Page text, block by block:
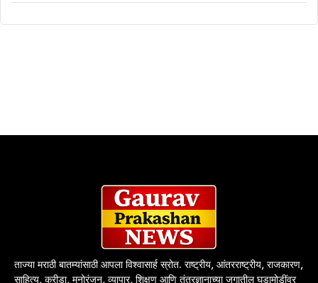
ताज्या मराठी बातम्यांसाठी आपला विश्वासार्ह स्रोत. राष्ट्रीय, आंतरराष्ट्रीय, राजकारण,
साहित्य, क्रीडा, मनोरंजन, व्यापार, शिक्षण आणि तंत्रज्ञानाच्या जगातील घडामोडींवर